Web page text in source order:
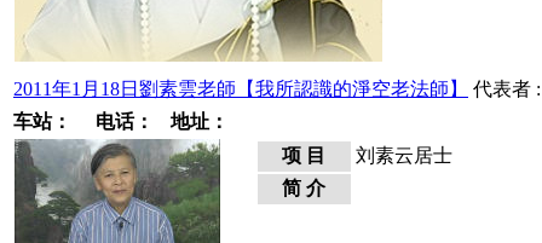
2011年1月18日劉素雲老師【我所認識的淨空老法師】
代表者 :
车站：
电话：
地址：
项 目
刘素云居士
简 介